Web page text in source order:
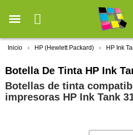
Inicio HP (Hewlett Packard) HP Ink
Botella De Tinta HP Ink
Botellas de tinta
impresoras HP Ink Tank